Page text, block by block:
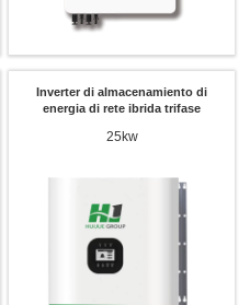
Inverter di almacenamiento di
energia di rete ibrida trifase
25kw